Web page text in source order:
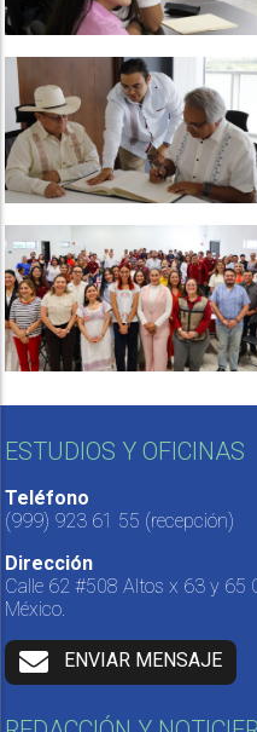
ESTUDIOS Y OFICINAS
Teléfono
(999) 923 61 55 (recepción)
Dirección
Calle 62 #508 Altos x 63 y 65
México.
ENVIAR MENSAJE